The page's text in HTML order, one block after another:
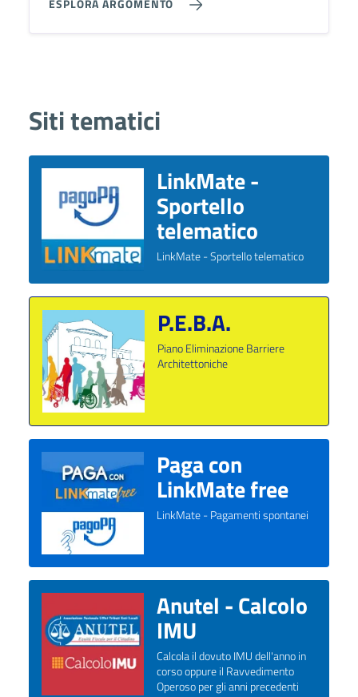
ESPLORA ARGOMENTO
Siti tematici
LinkMate -
Sportello
telematico
LinkMate - Sportello telematico
P.E.B.A.
Piano Eliminazione Barriere
Architettoniche
Paga con
LinkMate free
LinkMate - Pagamenti spontanei
Anutel - Calcolo
IMU
Calcola il dovuto IMU dell'anno in
corso oppure il Ravvedimento
Operoso per gli anni precedenti